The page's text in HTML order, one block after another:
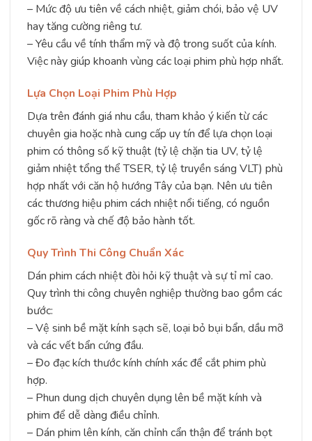
– Mức độ ưu tiên về cách nhiệt, giảm chói, bảo vệ UV
hay tăng cường riêng tư.
– Yêu cầu về tính thẩm mỹ và độ trong suốt của kính.
Việc này giúp khoanh vùng các loại phim phù hợp nhất.
Lựa Chọn Loại Phim Phù Hợp
Dựa trên đánh giá nhu cầu, tham khảo ý kiến từ các
chuyên gia hoặc nhà cung cấp uy tín để lựa chọn loại
phim có thông số kỹ thuật (tỷ lệ chặn tia UV, tỷ lệ
giảm nhiệt tổng thể TSER, tỷ lệ truyền sáng VLT) phù
hợp nhất với căn hộ hướng Tây của bạn. Nên ưu tiên
các thương hiệu phim cách nhiệt nổi tiếng, có nguồn
gốc rõ ràng và chế độ bảo hành tốt.
Quy Trình Thi Công Chuẩn Xác
Dán phim cách nhiệt đòi hỏi kỹ thuật và sự tỉ mỉ cao.
Quy trình thi công chuyên nghiệp thường bao gồm các
bước:
– Vệ sinh bề mặt kính sạch sẽ, loại bỏ bụi bẩn, dầu mỡ
và các vết bẩn cứng đầu.
– Đo đạc kích thước kính chính xác để cắt phim phù
hợp.
– Phun dung dịch chuyên dụng lên bề mặt kính và
phim để dễ dàng điều chỉnh.
– Dán phim lên kính, căn chỉnh cẩn thận để tránh bọt